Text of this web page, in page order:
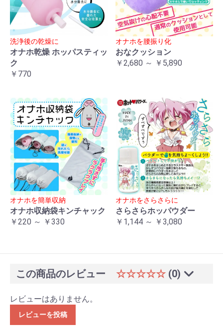
洗浄後の乾燥に
オナホ乾燥 ホッパスティッ
ク
￥770
オナホを腰振り化
おなクッション
￥2,680 ～ ￥5,890
オナホを簡単収納
オナホ収納袋キンチャック
￥220 ～ ￥330
オナホをさらさらに
さらさらホッパウダー
￥1,144 ～ ￥3,080
この商品のレビュー ☆☆☆☆☆ (0)
レビューはありません。
レビューを投稿